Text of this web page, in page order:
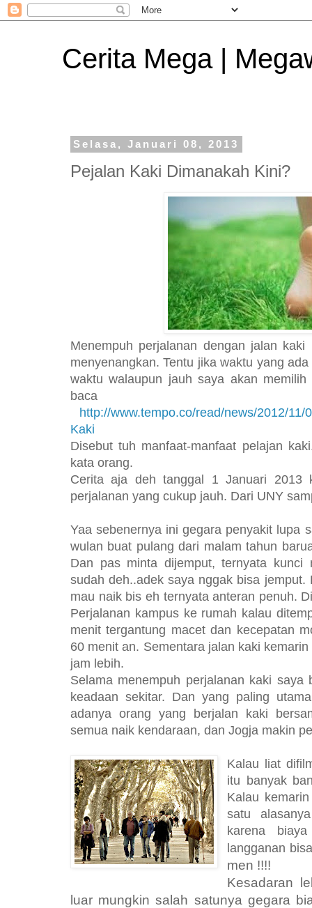
Cerita Mega |
Selasa, Januari 08, 2013
Pejalan Kaki Dimanakah Kini?
Menempuh perjalanan dengan jalan
menyenangkan. Tentu jika waktu yang
waktu walaupun jauh saya akan
baca
http://www.tempo.co/read/news/2012/
Kaki
Disebut tuh manfaat-manfaat pelajan
kata orang.
Cerita aja deh tanggal 1 Januari 2013
perjalanan yang cukup jauh. Dari UNY
Yaa sebenernya ini gegara penyakit lupa
wulan buat pulang dari malam tahun
Dan pas minta dijemput, ternyata kunci
sudah deh..adek saya nggak bisa
mau naik bis eh ternyata anteran penuh.
Perjalanan kampus ke rumah kalau
menit tergantung macet dan kecepatan
60 menit an. Sementara jalan kaki
jam lebih.
Selama menempuh perjalanan kaki saya
keadaan sekitar. Dan yang paling
adanya orang yang berjalan kaki
semua naik kendaraan, dan Jogja makin
Kalau liat
itu banyak
Kalau
satu
karena
langganan
men !!!!
Kesadaran
luar mungkin salah satunya gegara